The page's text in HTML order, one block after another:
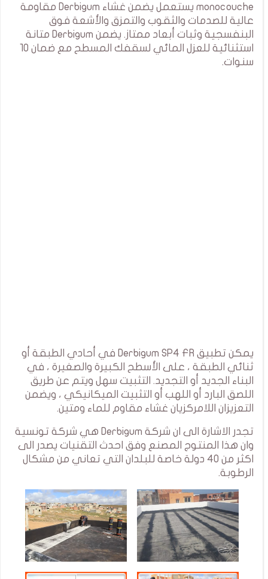
monocouche يستعمل يضمن غشاء Derbigum مقاومة
عالية للصدمات والثقوب والتمزق والأشعة فوق
البنفسجية وثبات أبعاد ممتاز. يضمن Derbigum متانة
استثنائية للعزل المائي لسقفك المسطح مع ضمان 10
سنوات.
يمكن تطبيق Derbigum SP4 FR في أحادي الطبقة أو
ثنائي الطبقة ، على الأسطح الكبيرة والصغيرة ، في
البناء الجديد أو التجديد. التثبيت سهل ويتم عن طريق
اللصق البارد أو اللهب أو التثبيت الميكانيكي ، ويضمن
التعزيزان اللامركزيان غشاء مقاوم للماء ومتين.
تجدر الاشارة الى ان شركة Derbigum هي شركة تونسية
وان هذا المنتوج المصنع وفق احدث التقنيات يصدر الى
اكثر من 40 دولة خاصة للبلدان التي تعاني من مشكال
الرطوبة.